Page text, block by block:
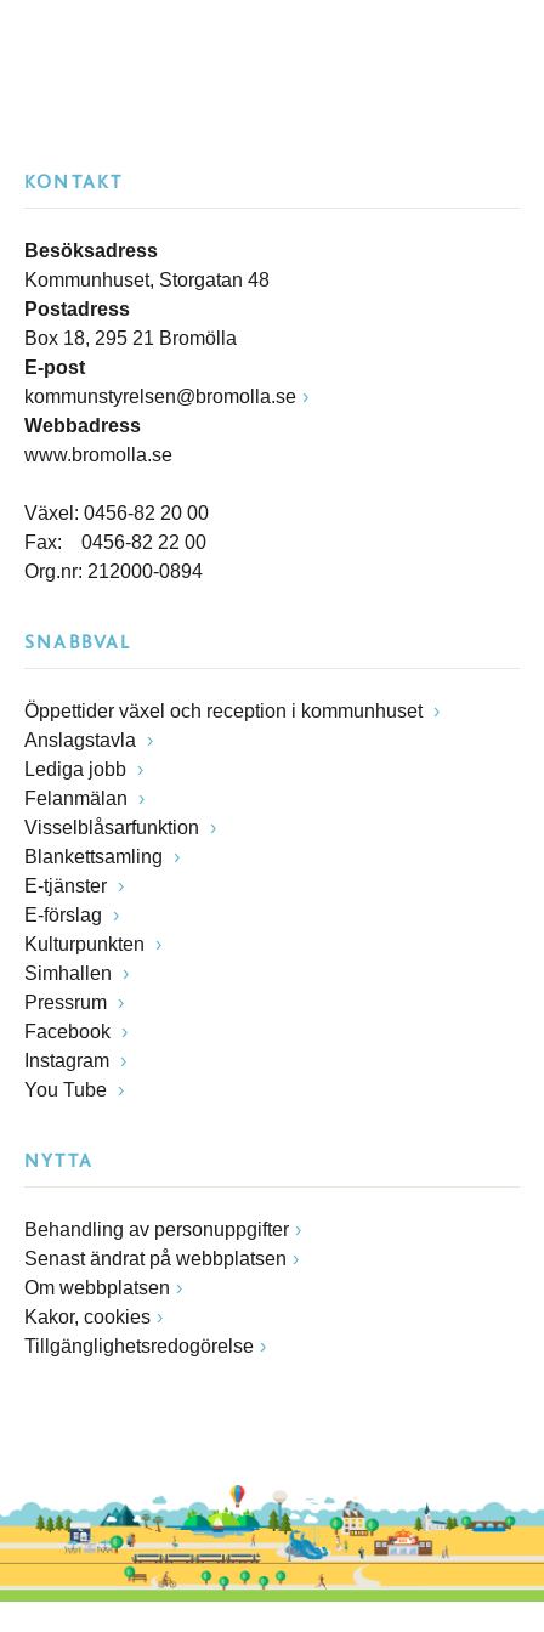
KONTAKT
Besöksadress
Kommunhuset, Storgatan 48
Postadress
Box 18, 295 21 Bromölla
E-post
kommunstyrelsen@bromolla.se
Webbadress
www.bromolla.se
Växel: 0456-82 20 00
Fax: 0456-82 22 00
Org.nr: 212000-0894
SNABBVAL
Öppettider växel och reception i kommunhuset
Anslagstavla
Lediga jobb
Felanmälan
Visselblåsarfunktion
Blankettsamling
E-tjänster
E-förslag
Kulturpunkten
Simhallen
Pressrum
Facebook
Instagram
You Tube
NYTTA
Behandling av personuppgifter
Senast ändrat på webbplatsen
Om webbplatsen
Kakor, cookies
Tillgänglighetsredogörelse